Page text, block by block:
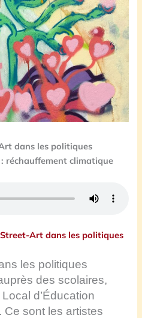
dans les politiques
réchauffement climatique
Art dans les politiques
les politiques
des scolaires,
d’Éducation
Ce sont les artistes